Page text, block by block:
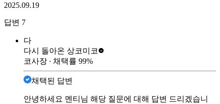
2025.09.19
답변 7
다
다시 돌아온 상코미코
코사장 ∙ 채택률 99%
채택된 답변
안녕하세요 멘티님 해당 질문에 대해 답변 드리겠습니